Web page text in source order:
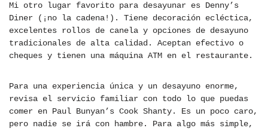
Mi otro lugar favorito para desayunar es Denny’s
Diner (¡no la cadena!). Tiene decoración ecléctica,
excelentes rollos de canela y opciones de desayuno
tradicionales de alta calidad. Aceptan efectivo o
cheques y tienen una máquina ATM en el restaurante.
Para una experiencia única y un desayuno enorme,
revisa el servicio familiar con todo lo que puedas
comer en Paul Bunyan’s Cook Shanty. Es un poco caro,
pero nadie se irá con hambre. Para algo más simple,